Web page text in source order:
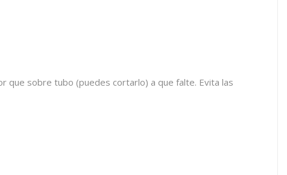
que sobre tubo (puedes cortarlo) a que falte. Evita las